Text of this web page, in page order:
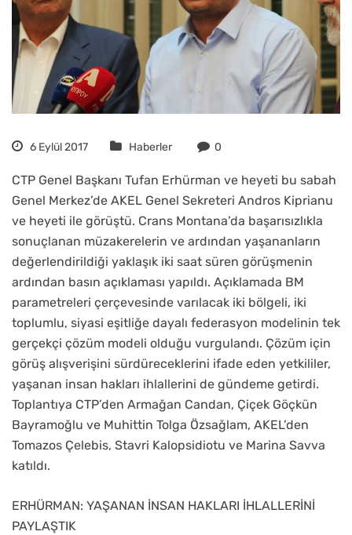
6 Eylül 2017 Haberler 0
CTP Genel Başkanı Tufan Erhürman ve heyeti bu sabah
Genel Merkez’de AKEL Genel Sekreteri Andros Kiprianu
ve heyeti ile görüştü. Crans Montana’da başarısızlıkla
sonuçlanan müzakerelerin ve ardından yaşananların
değerlendirildiği yaklaşık iki saat süren görüşmenin
ardından basın açıklaması yapıldı. Açıklamada BM
parametreleri çerçevesinde varılacak iki bölgeli, iki
toplumlu, siyasi eşitliğe dayalı federasyon modelinin tek
gerçekçi çözüm modeli olduğu vurgulandı. Çözüm için
görüş alışverişini sürdüreceklerini ifade eden yetkililer,
yaşanan insan hakları ihlallerini de gündeme getirdi.
Toplantıya CTP’den Armağan Candan, Çiçek Göçkün
Bayramoğlu ve Muhittin Tolga Özsağlam, AKEL’den
Tomazos Çelebis, Stavri Kalopsidiotu ve Marina Savva
katıldı.
ERHÜRMAN: YAŞANAN İNSAN HAKLARI İHLALLERİNİ
PAYLAŞTIK